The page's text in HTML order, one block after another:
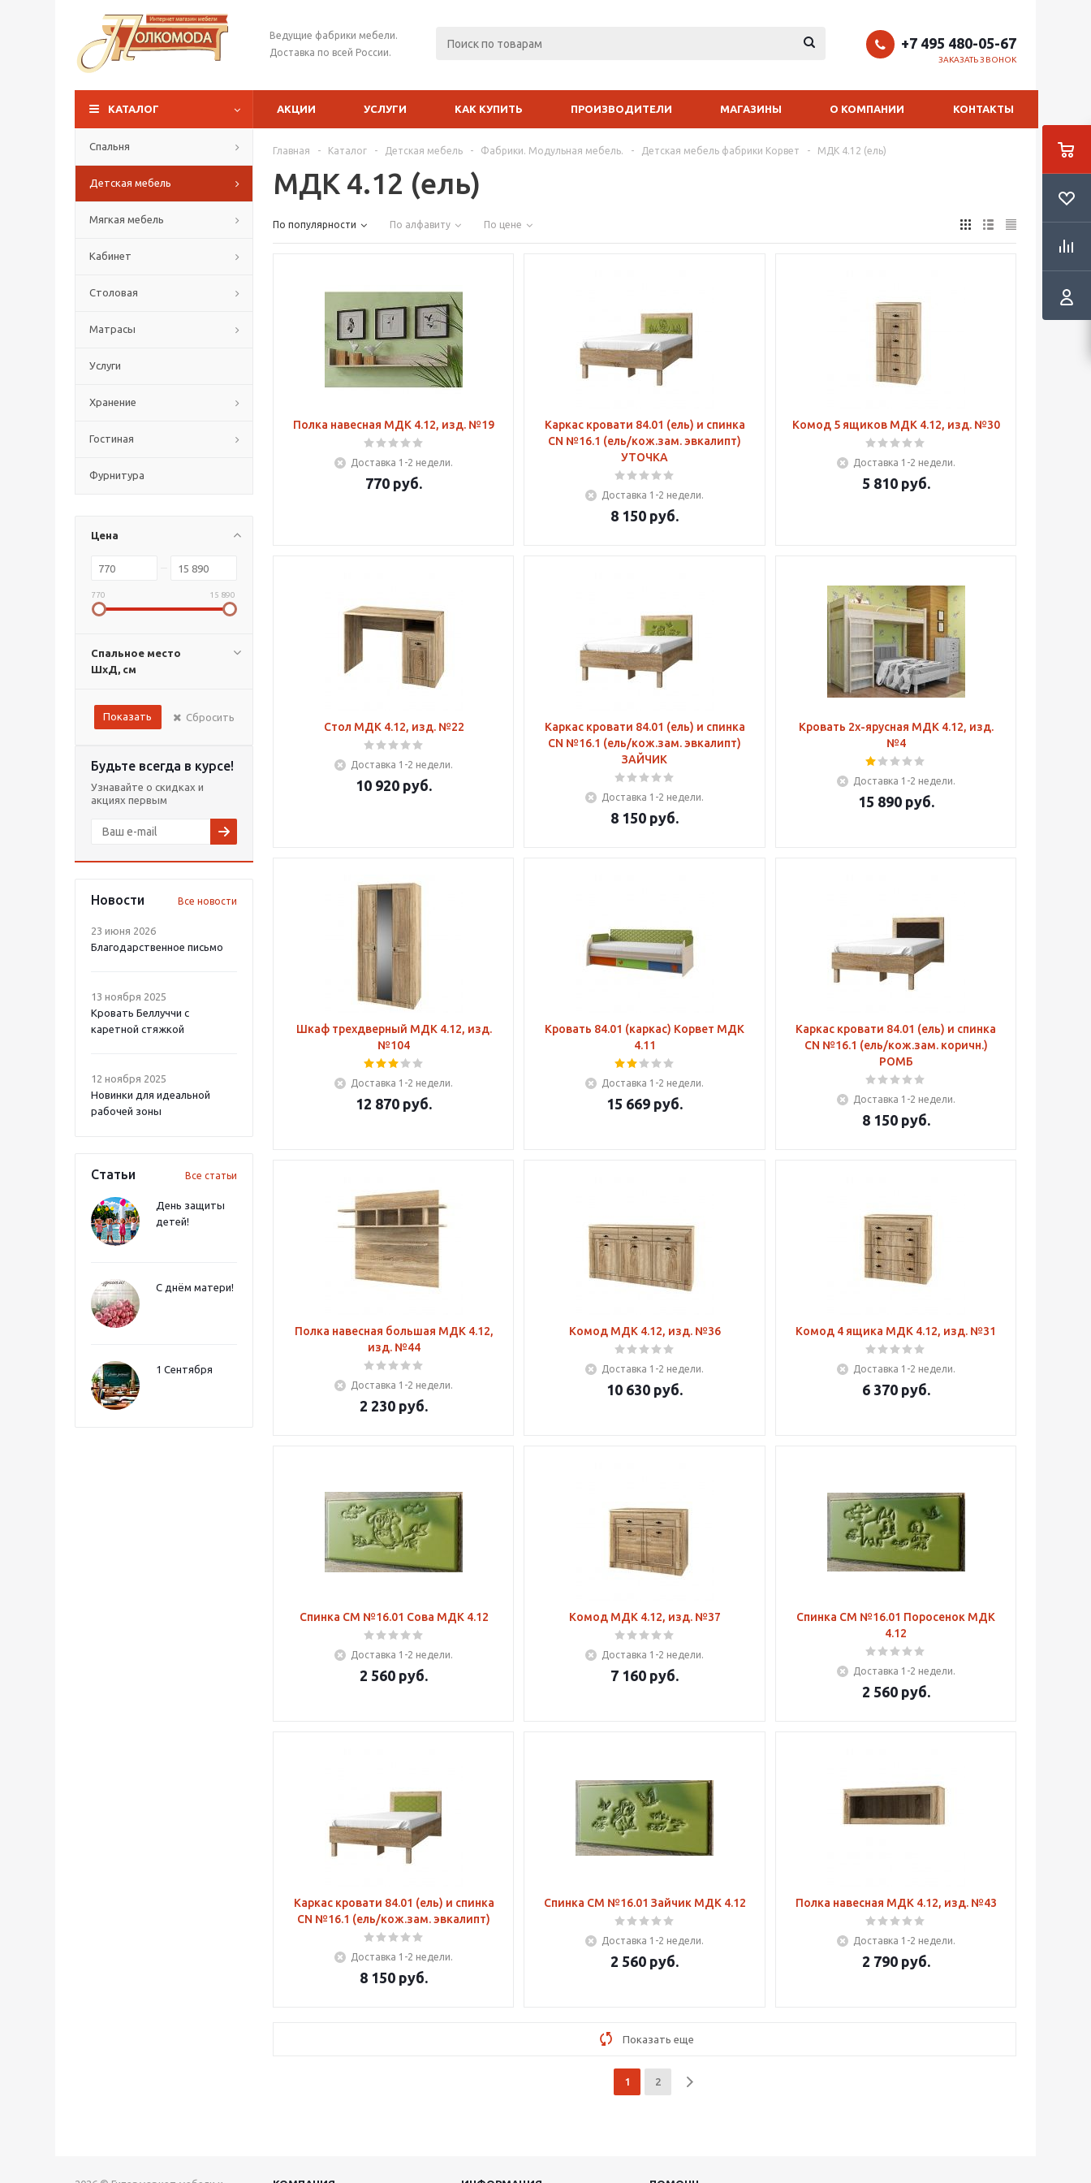
Ведущие фабрики мебели.
Доставка по всей России.
+7 495 480-05-67
ЗАКАЗАТЬ ЗВОНОК
КАТАЛОГ АКЦИИ УСЛУГИ КАК КУПИТЬ ПРОИЗВОДИТЕЛИ МАГАЗИНЫ О КОМПАНИИ КОНТАКТЫ
Спальня
Детская мебель
Мягкая мебель
Кабинет
Столовая
Матрасы
Услуги
Хранение
Гостиная
Фурнитура
Цена
770 15 890
Спальное место
ШхД, см
Показать Сбросить
Будьте всегда в курсе!
Узнавайте о скидках и
акциях первым
Новости Все новости
23 июня 2026
Благодарственное письмо
13 ноября 2025
Кровать Беллуччи с
каретной стяжкой
12 ноября 2025
Новинки для идеальной
рабочей зоны
Статьи Все статьи
День защиты
детей!
С днём матери!
1 Сентября
Главная - Каталог - Детская мебель - Фабрики. Модульная мебель. - Детская мебель фабрики Корвет - МДК 4.12 (ель)
МДК 4.12 (ель)
По популярности По алфавиту По цене
Полка навесная МДК 4.12, изд. №19
Доставка 1-2 недели.
770 руб.
Каркас кровати 84.01 (ель) и спинка
CN №16.1 (ель/кож.зам. эвкалипт)
УТОЧКА
Доставка 1-2 недели.
8 150 руб.
Комод 5 ящиков МДК 4.12, изд. №30
Доставка 1-2 недели.
5 810руб.
Стол МДК 4.12, изд. №22
Доставка 1-2 недели.
10 920 руб.
Каркас кровати 84.01 (ель) и спинка
CN №16.1 (ель/кож.зам. эвкалипт)
ЗАЙЧИК
Доставка 1-2 недели.
8 150 руб.
Кровать 2х-ярусная МДК 4.12, изд.
№4
Доставка 1-2 недели.
15 890руб.
Шкаф трехдверный МДК 4.12, изд.
№104
Доставка 1-2 недели.
12 870 руб.
Кровать 84.01 (каркас) Корвет МДК
4.11
Доставка 1-2 недели.
15 669 руб.
Каркас кровати 84.01 (ель) и спинка
CN №16.1 (ель/кож.зам. коричн.)
РОМБ
Доставка 1-2 недели.
8 150руб.
Полка навесная большая МДК 4.12,
изд. №44
Доставка 1-2 недели.
2 230 руб.
Комод МДК 4.12, изд. №36
Доставка 1-2 недели.
10 630 руб.
Комод 4 ящика МДК 4.12, изд. №31
Доставка 1-2 недели.
6 370руб.
Спинка СМ №16.01 Сова МДК 4.12
Доставка 1-2 недели.
2 560 руб.
Комод МДК 4.12, изд. №37
Доставка 1-2 недели.
7 160 руб.
Спинка СМ №16.01 Поросенок МДК
4.12
Доставка 1-2 недели.
2 560руб.
Каркас кровати 84.01 (ель) и спинка
CN №16.1 (ель/кож.зам. эвкалипт)
Доставка 1-2 недели.
8 150 руб.
Спинка СМ №16.01 Зайчик МДК 4.12
Доставка 1-2 недели.
2 560 руб.
Полка навесная МДК 4.12, изд. №43
Доставка 1-2 недели.
2 790руб.
Показать еще
1 2